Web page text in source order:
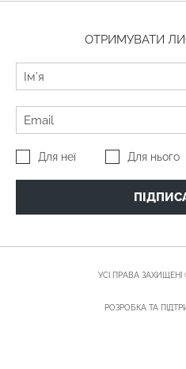
ОТРИМУВАТИ
Для неї Для нього
УСІ ПРАВА ЗАХИЩЕНІ
РОЗРОБКА ТА